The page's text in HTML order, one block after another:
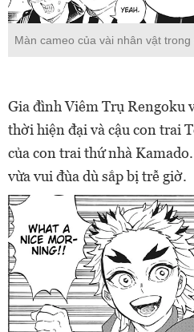
Màn cameo của vài nhân vật
Gia đình Viêm Trụ Rengoku
thời hiện đại và cậu con trai
của con trai thứ nhà
vừa vui đùa dù sắp bị trễ giờ.